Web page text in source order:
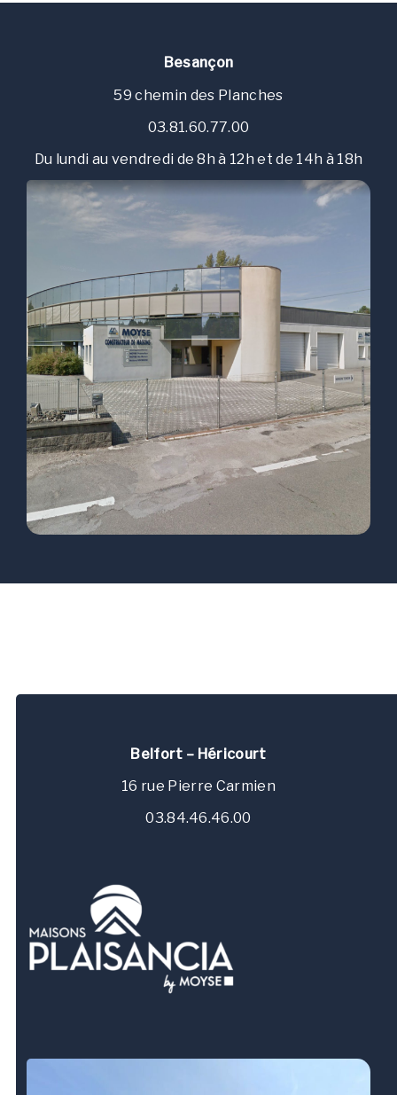
Besançon
59 chemin des Planches
03.81.60.77.00
Du lundi au vendredi de 8h à 12h et de 14h à 18h
Belfort – Héricourt
16 rue Pierre Carmien
03.84.46.46.00